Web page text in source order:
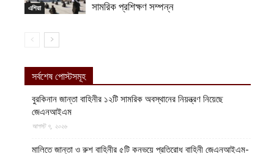
এশিয়া
সামরিক প্রশিক্ষণ সম্পন্ন
সর্বশেষ পোস্টসমূহ
বুরকিনান জান্তা বাহিনীর ১২টি সামরিক অবস্থানের নিয়ন্ত্রণ নিয়েছে
জেএনআইএম
আগস্ট ৭, ২০২৬
মালিতে জান্তা ও রুশ বাহিনীর ৫টি কনভয়ে প্রতিরোধ বাহিনী জেএনআইএম-